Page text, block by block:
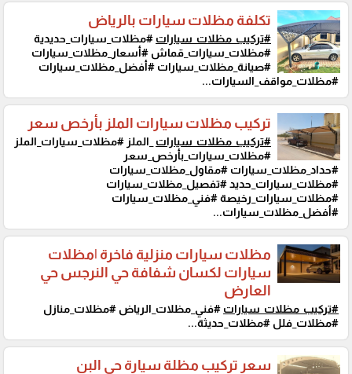
تكلفة مظلات سيارات بالرياض
#تركيب_مظلات_سيارات #مظلات_سيارات_حديدية
#مظلات_سيارات_قماش #أسعار_مظلات_سيارات
#صيانة_مظلات_سيارات #أفضل_مظلات_سيارات
#مظلات_مواقف_السيارات...
تركيب مظلات سيارات الملز بأرخص سعر
#تركيب_مظلات_سيارات _الملز #مظلات_سيارات_الملز
#مظلات_سيارات_بأرخص_سعر
#حداد_مظلات_سيارات #مقاول_مظلات_سيارات
#مظلات_سيارات_حديد #تفصيل_مظلات_سيارات
#مظلات_سيارات_رخيصة #فني_مظلات_سيارات
#أفضل_مظلات_سيارات...
مظلات سيارات منزلية فاخرة |مظلات
سيارات لكسان شفافة حي النرجس حي
العارض
#تركيب_مظلات_سيارات #فني_مظلات_الرياض #مظلات_منازل
#مظلات_فلل #مظلات_حديثة...
سعر تركيب مظلة سيارة حي البن